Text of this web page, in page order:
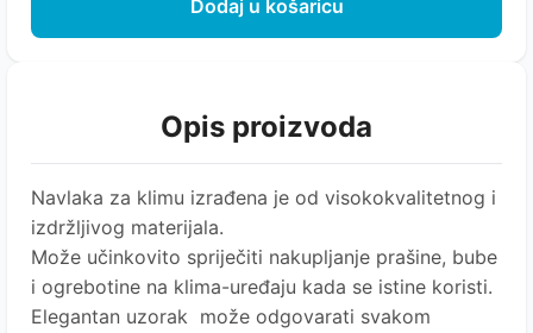
Dodaj u košaricu
Opis proizvoda
Navlaka za klimu izrađena je od visokokvalitetnog i
izdržljivog materijala.
Može učinkovito spriječiti nakupljanje prašine, bube
i ogrebotine na klima-uređaju kada se istine koristi.
Elegantan uzorak može odgovarati svakom